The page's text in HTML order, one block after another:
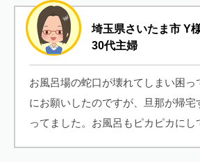
埼玉県さいたま市 Y
30代主婦
お風呂場の蛇口が壊れてしまい困っ
にお願いしたのですが、旦那が帰宅
ってました。お風呂もピカピカにし